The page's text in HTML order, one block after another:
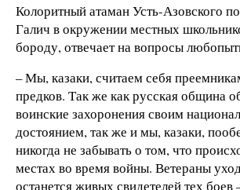
Колоритный атаман Усть-Азовского
Галич в окружении местных
бороду, отвечает на вопросы
– Мы, казаки, считаем себя
предков. Так же как русская община
воинские захоронения своим
достоянием, так же и мы, казаки,
никогда не забывать о том, что
местах во время войны. Ветераны
останется живых свидетелей тех